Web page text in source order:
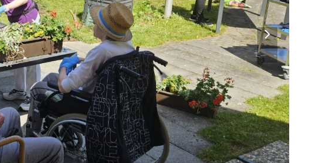
next
slide